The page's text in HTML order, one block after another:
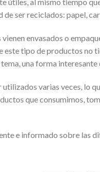
ser reciclados: papel,
envasados o
este tipo de productos
una forma
varias veces, lo
que consumimos,
e informado sobre